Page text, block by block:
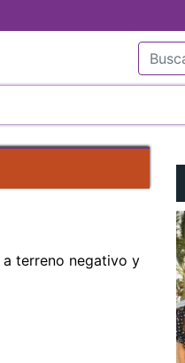
a terreno negativo y